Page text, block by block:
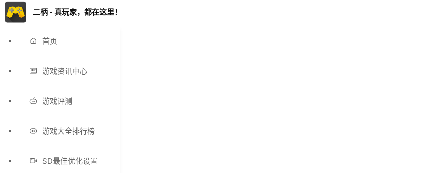
二柄 - 真玩家，都在这里！
首页
游戏资讯中心
游戏评测
游戏大全排行榜
SD最佳优化设置